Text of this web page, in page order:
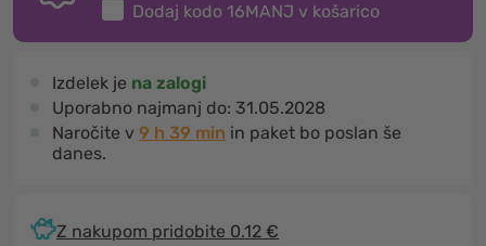
Dodaj kodo 16MANJ v košarico
Izdelek je na zalogi
Uporabno najmanj do: 31.05.2028
Naročite v 9 h 39 min in paket bo poslan še
danes.
Z nakupom pridobite 0.12 €